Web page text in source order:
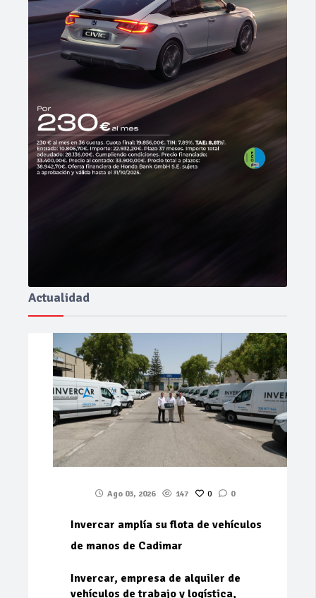
Actualidad
Ago 03, 2026 147 0 0
Invercar amplía su flota de vehículos
de manos de Cadimar
Invercar, empresa de alquiler de
vehículos de trabajo y logística,